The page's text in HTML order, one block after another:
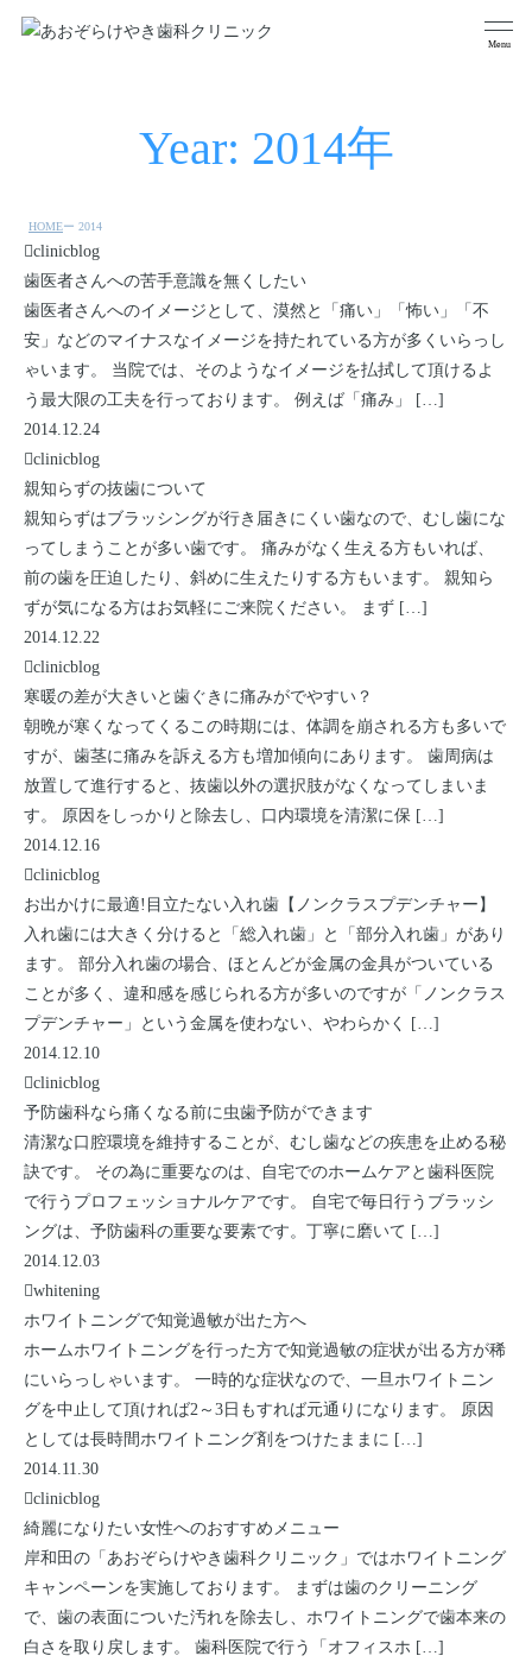
予防メンテナンス
一般歯科 根管治療
妊娠中の方の歯の治療と
検診
小児歯科 ホワイトニング
Year: 2014年
HOME 2014
clinicblog
歯医者さんへの苦手意識を無くしたい
歯医者さんへのイメージとして、漠然と「痛い」「怖い」「不
安」などのマイナスなイメージを持たれている方が多くいらっし
ゃいます。 当院では、そのようなイメージを払拭して頂けるよ
う最大限の工夫を行っております。 例えば「痛み」 […]
2014.12.24
clinicblog
親知らずの抜歯について
親知らずはブラッシングが行き届きにくい歯なので、むし歯にな
ってしまうことが多い歯です。 痛みがなく生える方もいれば、
前の歯を圧迫したり、斜めに生えたりする方もいます。 親知ら
ずが気になる方はお気軽にご来院ください。 まず […]
2014.12.22
clinicblog
寒暖の差が大きいと歯ぐきに痛みがでやすい？
朝晩が寒くなってくるこの時期には、体調を崩される方も多いで
すが、歯茎に痛みを訴える方も増加傾向にあります。 歯周病は
放置して進行すると、抜歯以外の選択肢がなくなってしまいま
す。 原因をしっかりと除去し、口内環境を清潔に保 […]
2014.12.16
clinicblog
お出かけに最適!目立たない入れ歯【ノンクラスプデンチャー】
入れ歯には大きく分けると「総入れ歯」と「部分入れ歯」があり
ます。 部分入れ歯の場合、ほとんどが金属の金具がついている
ことが多く、違和感を感じられる方が多いのですが「ノンクラス
プデンチャー」という金属を使わない、やわらかく […]
2014.12.10
clinicblog
予防歯科なら痛くなる前に虫歯予防ができます
清潔な口腔環境を維持することが、むし歯などの疾患を止める秘
訣です。 その為に重要なのは、自宅でのホームケアと歯科医院
で行うプロフェッショナルケアです。 自宅で毎日行うブラッシ
ングは、予防歯科の重要な要素です。丁寧に磨いて […]
2014.12.03
whitening
ホワイトニングで知覚過敏が出た方へ
ホームホワイトニングを行った方で知覚過敏の症状が出る方が稀
にいらっしゃいます。 一時的な症状なので、一旦ホワイトニン
グを中止して頂ければ2～3日もすれば元通りになります。 原因
としては長時間ホワイトニング剤をつけたままに […]
2014.11.30
clinicblog
綺麗になりたい女性へのおすすめメニュー
岸和田の「あおぞらけやき歯科クリニック」ではホワイトニング
キャンペーンを実施しております。 まずは歯のクリーニング
で、歯の表面についた汚れを除去し、ホワイトニングで歯本来の
白さを取り戻します。 歯科医院で行う「オフィスホ […]